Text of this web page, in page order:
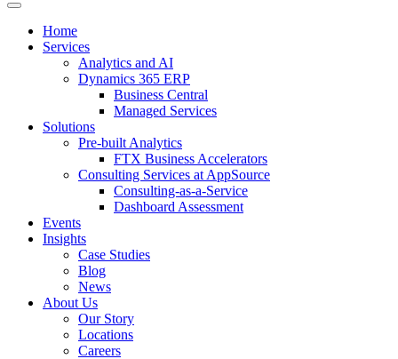
Home
Services
Analytics and AI
Dynamics 365 ERP
Business Central
Managed Services
Solutions
Pre-built Analytics
FTX Business Accelerators
Consulting Services at AppSource
Consulting-as-a-Service
Dashboard Assessment
Events
Insights
Case Studies
Blog
News
About Us
Our Story
Locations
Careers